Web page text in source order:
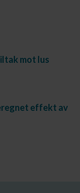
mot lus
effekt av